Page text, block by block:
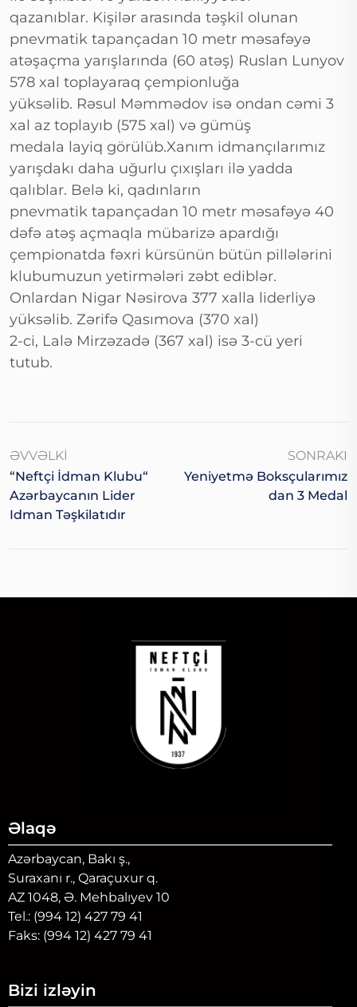
qazanıblar. Kişilər arasında təşkil olunan
pnevmatik tapançadan 10 metr məsafəyə
atəşaçma yarışlarında (60 atəş) Ruslan Lunyov
578 xal toplayaraq çempionluğa
yüksəlib. Rəsul Məmmədov isə ondan cəmi 3
xal az toplayıb (575 xal) və gümüş
medala layiq görülüb.Xanım idmançılarımız
yarışdakı daha uğurlu çıxışları ilə yadda
qalıblar. Belə ki, qadınların
pnevmatik tapançadan 10 metr məsafəyə 40
dəfə atəş açmaqla mübarizə apardığı
çempionatda fəxri kürsünün bütün pillələrini
klubumuzun yetirmələri zəbt ediblər.
Onlardan Nigar Nəsirova 377 xalla liderliyə
yüksəlib. Zərifə Qasımova (370 xal)
2-ci, Lalə Mirzəzadə (367 xal) isə 3-cü yeri
tutub.
ƏVVƏLKI
“Neftçi İdman Klubu“
Azərbaycanın Lider
Idman Təşkilatıdır
SONRAKI
Yeniyetmə Boksçularımız
Dan 3 Medal
Əlaqə
Azərbaycan, Bakı ş.,
Suraxanı r., Qaraçuxur q.
AZ 1048, Ə. Mehbalıyev 10
Tel.: (994 12) 427 79 41
Faks: (994 12) 427 79 41
Bizi izləyin